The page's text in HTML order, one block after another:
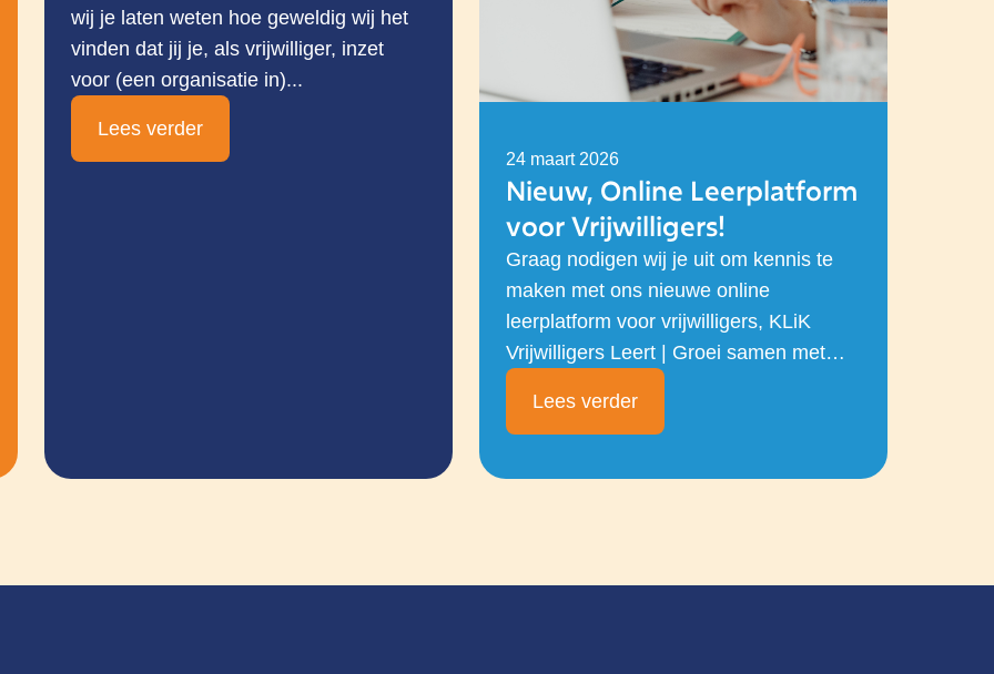
wij je laten weten hoe geweldig wij het
vinden dat jij je, als vrijwilliger, inzet
voor (een organisatie in)...
Lees verder
24 maart 2026
Nieuw, Online Leerplatform
voor Vrijwilligers!
Graag nodigen wij je uit om kennis te
maken met ons nieuwe online
leerplatform voor vrijwilligers, KLiK
Vrijwilligers Leert | Groei samen met
Hobp -...
Lees verder